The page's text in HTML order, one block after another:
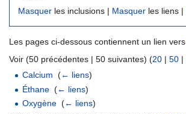
Masquer les inclusions | Masquer les liens |
Les pages ci-dessous contiennent un lien vers
Voir (50 précédentes | 50 suivantes) (20 | 50 |
Calcium ‎(← liens)
Éthane ‎(← liens)
Oxygène ‎(← liens)